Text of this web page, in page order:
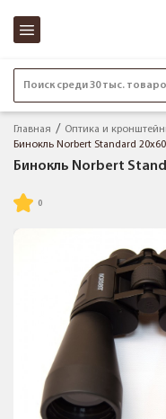
Поиск среди 30 тыс.
Главная Оптика и
Бинокль Norbert Standard
Бинокль Norbert